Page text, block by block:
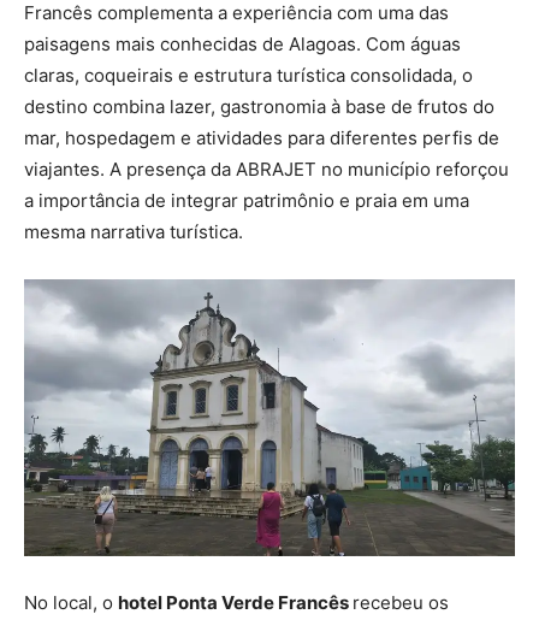
Francês complementa a experiência com uma das
paisagens mais conhecidas de Alagoas. Com águas
claras, coqueirais e estrutura turística consolidada, o
destino combina lazer, gastronomia à base de frutos do
mar, hospedagem e atividades para diferentes perfis de
viajantes. A presença da ABRAJET no município reforçou
a importância de integrar patrimônio e praia em uma
mesma narrativa turística.
No local, o hotel Ponta Verde Francês recebeu os